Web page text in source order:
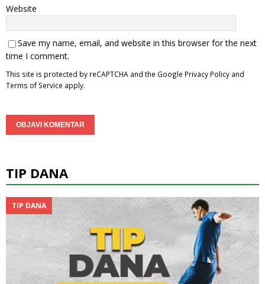
Website
Save my name, email, and website in this browser for the next
time I comment.
This site is protected by reCAPTCHA and the Google Privacy Policy and
Terms of Service apply.
TIP DANA
TIP DANA